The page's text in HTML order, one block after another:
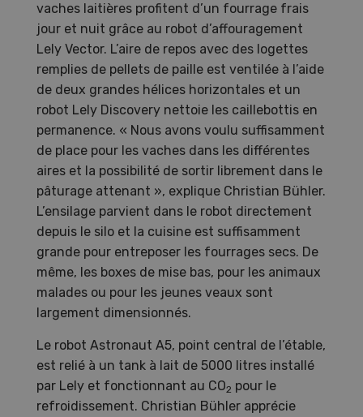
vaches laitières profitent d’un fourrage frais
jour et nuit grâce au robot d’affouragement
Lely Vector. L’aire de repos avec des logettes
remplies de pellets de paille est ventilée à l’aide
de deux grandes hélices horizontales et un
robot Lely Discovery nettoie les caillebottis en
permanence. « Nous avons voulu suffisamment
de place pour les vaches dans les différentes
aires et la possibilité de sortir librement dans le
pâturage attenant », explique Christian Bühler.
L’ensilage parvient dans le robot directement
depuis le silo et la cuisine est suffisamment
grande pour entreposer les fourrages secs. De
même, les boxes de mise bas, pour les animaux
malades ou pour les jeunes veaux sont
largement dimensionnés.
Le robot Astronaut A5, point central de l’étable,
est relié à un tank à lait de 5000 litres installé
par Lely et fonctionnant au CO2 pour le
refroidissement. Christian Bühler apprécie